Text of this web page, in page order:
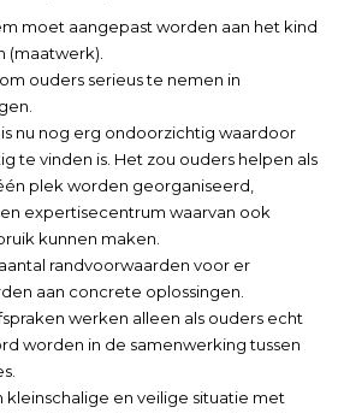
moet aangepast worden aan het kind
(maatwerk).
ouders serieus te nemen in
nu nog erg ondoorzichtig waardoor
te vinden is. Het zou ouders helpen als
plek worden georganiseerd,
expertisecentrum waarvan ook
kunnen maken.
randvoorwaarden voor er
aan concrete oplossingen.
werken alleen als ouders echt
worden in de samenwerking tussen
kleinschalige en veilige situatie met